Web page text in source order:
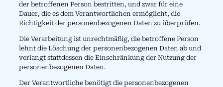
der betroffenen Person bestritten, und zwar für eine
Dauer, die es dem Verantwortlichen ermöglicht, die
Richtigkeit der personenbezogenen Daten zu überprüfen.
Die Verarbeitung ist unrechtmäßig, die betroffene Person
lehnt die Löschung der personenbezogenen Daten ab und
verlangt stattdessen die Einschränkung der Nutzung der
personenbezogenen Daten.
Der Verantwortliche benötigt die personenbezogenen